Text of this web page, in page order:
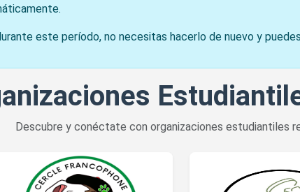
este período, no necesitas hacerlo de nuevo y
Descubre y conéctate con organizaciones estudiantiles
Historia
detalles de Cercle Francophone